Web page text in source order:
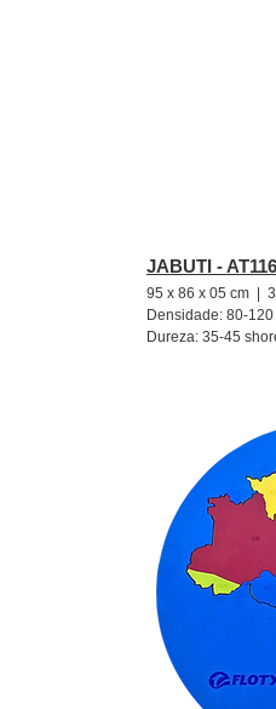
JABUTI -
95 x 86 x 05 cm |
Densidade: 80-120
Dureza: 35-45